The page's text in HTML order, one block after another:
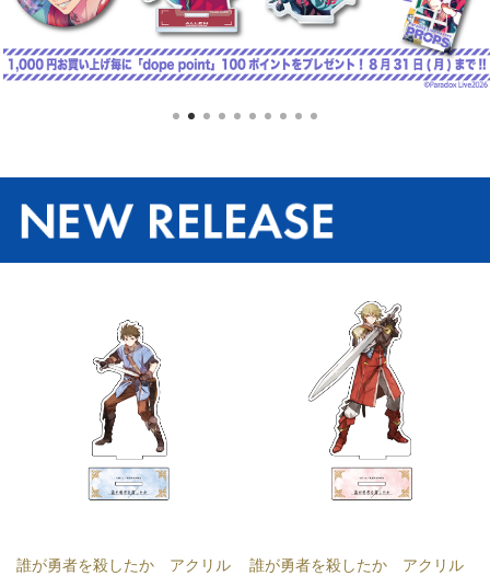
誰が勇者を殺したか アクリル
誰が勇者を殺したか アクリル